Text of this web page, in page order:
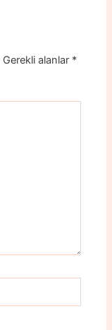
Gerekli alanlar *